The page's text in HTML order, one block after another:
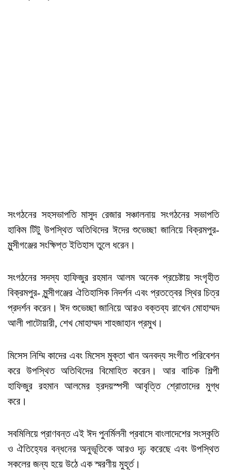
সংগঠনের সহসভাপতি মাসুদ রেজার সঞ্চালনায় সংগঠনের সভাপতি
হাকিম টিটু উপস্থিত অতিথিদের ঈদের শুভেচ্ছা জানিয়ে বিক্রমপুর-
মুন্সীগঞ্জের সংক্ষিপ্ত ইতিহাস তুলে ধরেন।
সংগঠনের সদস্য হাফিজুর রহমান আলম অনেক প্রচেষ্টায় সংগৃহীত
বিক্রমপুর- মুন্সীগঞ্জের ঐতিহাসিক নিদর্শন এবং প্রতত্বের স্থির চিত্র
প্রদর্শন করেন। ঈদ শুভেচ্ছা জানিয়ে আরও বক্তব্য রাখেন মোহাম্মদ
আলী পাটোয়ারী, শেখ মোহাম্মদ শাহজাহান প্রমুখ।
মিসেস নিম্মি কাদের এবং মিসেস মুক্তা খান অনবদ্য সংগীত পরিবেশন
করে উপস্থিত অতিথিদের বিমোহিত করেন। আর বাচিক শিল্পী
হাফিজুর রহমান আলমের হ্রদয়স্পসী আবৃত্তি শ্রোতাদের মুগ্ধ
করে।
সবমিলিয়ে প্রাণবন্ত এই ঈদ পুনর্মিলনী প্রবাসে বাংলাদেশের সংস্কৃতি
ও ঐতিহ্যের বন্ধনের অনুভূতিকে আরও দৃঢ় করেছে এবং উপস্থিত
সকলের জন্য হয়ে উঠে এক স্মরণীয় মুহূর্ত।